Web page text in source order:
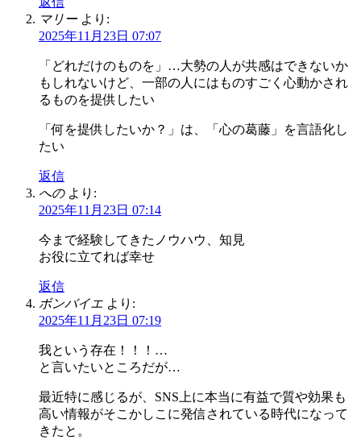
マリー より:
2025年11月23日 07:07
「どれだけのものを」…大勢の人が共感はできないか
もしれないけど、一部の人にはものすごく心動かされ
るものを提供したい
「何を提供したいか？」は、「心の葛藤」を言語化し
たい
返信
への より:
2025年11月23日 07:14
今まで経験してきたノウハウ、知見
お役に立てれば幸せ
返信
ボンバイエ より:
2025年11月23日 07:19
我という存在！！！…
と言いたいところだが…
最近特に感じるが、SNS上に本当に有益で質や効果も
高い情報がそこかしこに発信されている時代になって
きたと。